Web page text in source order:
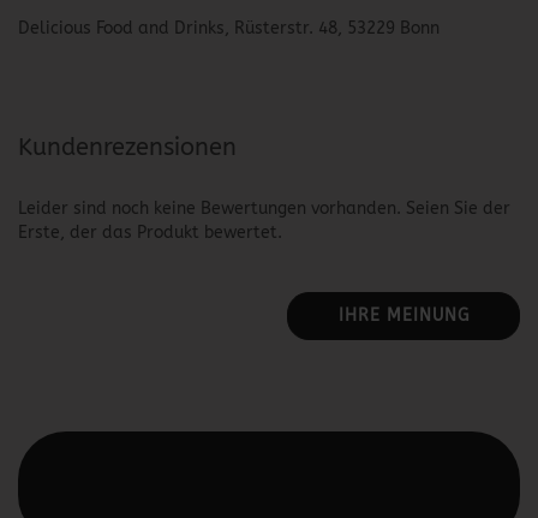
Delicious Food and Drinks, Rüsterstr. 48, 53229 Bonn
Kundenrezensionen
Leider sind noch keine Bewertungen vorhanden. Seien Sie der
Erste, der das Produkt bewertet.
IHRE MEINUNG